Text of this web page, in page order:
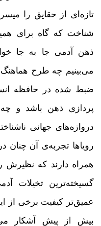
تازه‌ای از حقایق را
شناخت که گاه برای
ذهن آدمی جا به جا
می‌بینیم چه طرح هماهنگ
ضبط شده در حافظه
پردازی ذهن باشد و
دروازه‌های جهانی
رویاها تجربه‌ی آن چنان
همراه دارند که نظیرش
گسیخته‌ترین تخیلات
عمیق‌تر کیفیت برخی از
بیش از پیش آشکار